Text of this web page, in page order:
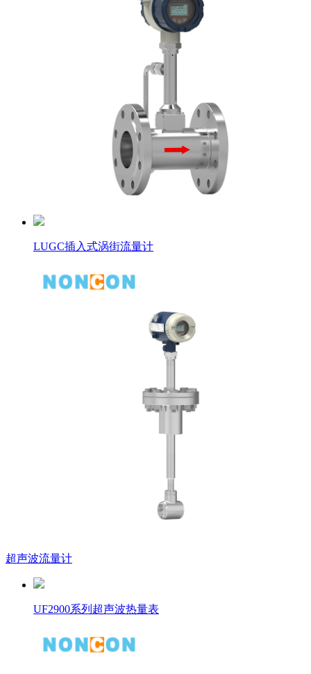
LUGC插入式涡街流量计
超声波流量计
UF2900系列超声波热量表